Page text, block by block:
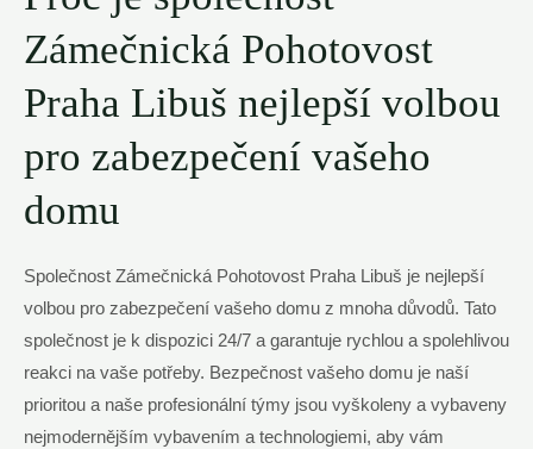
⁤Zámečnická ⁤Pohotovost ​
Praha ⁣Libuš ⁣nejlepší volbou‌
pro​ zabezpečení vašeho
domu
Společnost Zámečnická Pohotovost ‌Praha Libuš je nejlepší
volbou pro zabezpečení vašeho ⁢domu⁣ z mnoha důvodů.‍ Tato
společnost je k dispozici⁢ 24/7 a garantuje rychlou a spolehlivou
reakci na vaše potřeby. Bezpečnost vašeho ⁣domu je naší
prioritou a naše profesionální týmy jsou vyškoleny a vybaveny‍
nejmodernějším vybavením a technologiemi,‍ aby ⁤vám